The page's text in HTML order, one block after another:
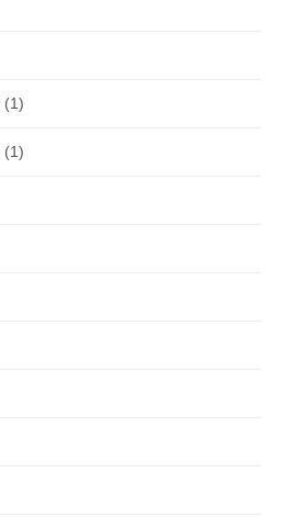
(1)
(1)